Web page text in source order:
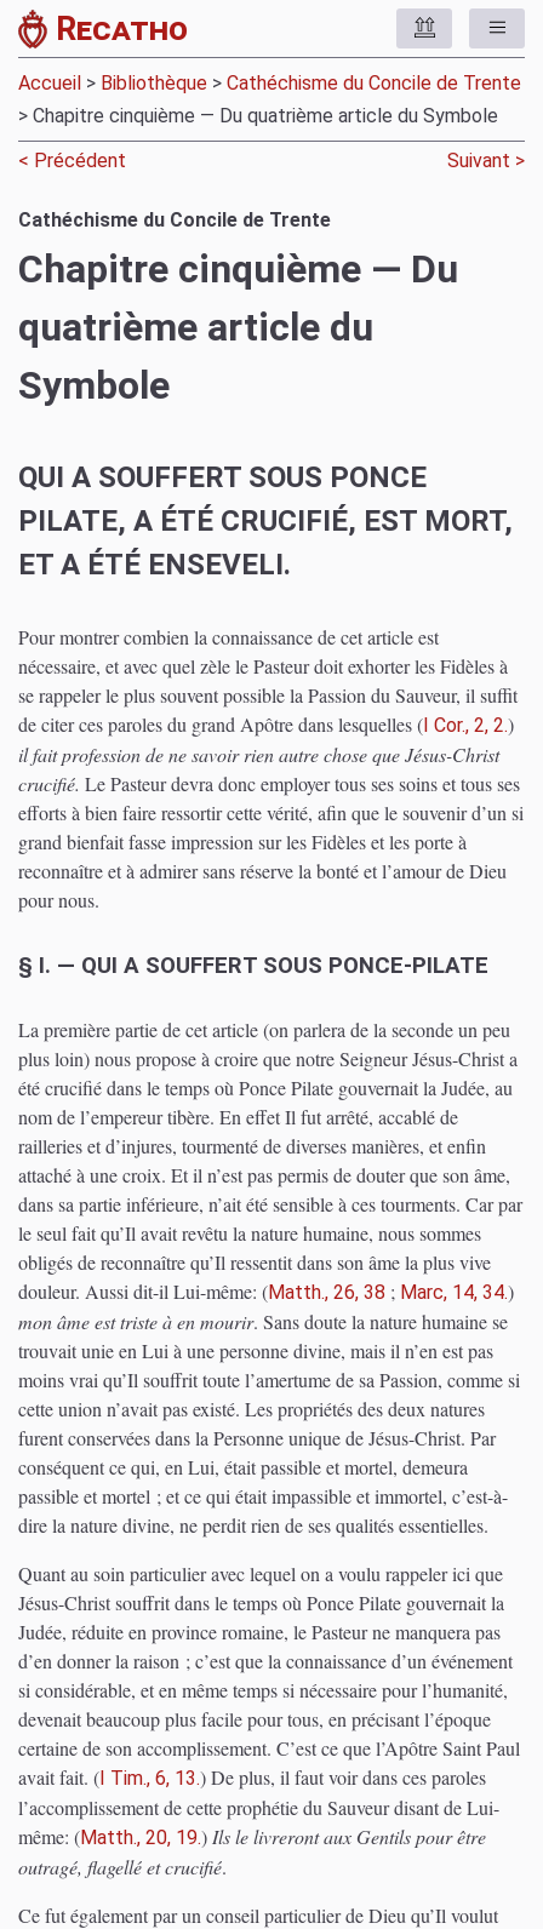
Recatho
Accueil > Bibliothèque > Cathéchisme du Concile de Trente
> Chapitre cinquième — Du quatrième article du Symbole
< Précédent
Suivant >
Cathéchisme du Concile de Trente
Chapitre cinquième — Du
quatrième article du
Symbole
QUI A SOUFFERT SOUS PONCE
PILATE, A ÉTÉ CRUCIFIÉ, EST MORT,
ET A ÉTÉ ENSEVELI.
Pour montrer combien la connaissance de cet article est
nécessaire, et avec quel zèle le Pasteur doit exhorter les Fidèles à
se rappeler le plus souvent possible la Passion du Sauveur, il suffit
de citer ces paroles du grand Apôtre dans lesquelles( I Cor., 2, 2.)
il fait profession de ne savoir rien autre chose que Jésus-Christ
crucifié. Le Pasteur devra donc employer tous ses soins et tous ses
efforts à bien faire ressortir cette vérité, afin que le souvenir d’un si
grand bienfait fasse impression sur les Fidèles et les porte à
reconnaître et à admirer sans réserve la bonté et l’amour de Dieu
pour nous.
§ I. — QUI A SOUFFERT SOUS PONCE-PILATE
La première partie de cet article (on parlera de la seconde un peu
plus loin) nous propose à croire que notre Seigneur Jésus-Christ a
été crucifié dans le temps où Ponce Pilate gouvernait la Judée, au
nom de l’empereur tibère. En effet Il fut arrêté, accablé de
railleries et d’injures, tourmenté de diverses manières, et enfin
attaché à une croix. Et il n’est pas permis de douter que son âme,
dans sa partie inférieure, n’ait été sensible à ces tourments. Car par
le seul fait qu’Il avait revêtu la nature humaine, nous sommes
obligés de reconnaître qu’Il ressentit dans son âme la plus vive
douleur. Aussi dit-il Lui-même: (Matth., 26, 38 ; Marc, 14, 34.)
mon âme est triste à en mourir. Sans doute la nature humaine se
trouvait unie en Lui à une personne divine, mais il n’en est pas
moins vrai qu’Il souffrit toute l’amertume de sa Passion, comme si
cette union n’avait pas existé. Les propriétés des deux natures
furent conservées dans la Personne unique de Jésus-Christ. Par
conséquent ce qui, en Lui, était passible et mortel, demeura
passible et mortel ; et ce qui était impassible et immortel, c’est-à-
dire la nature divine, ne perdit rien de ses qualités essentielles.
Quant au soin particulier avec lequel on a voulu rappeler ici que
Jésus-Christ souffrit dans le temps où Ponce Pilate gouvernait la
Judée, réduite en province romaine, le Pasteur ne manquera pas
d’en donner la raison ; c’est que la connaissance d’un événement
si considérable, et en même temps si nécessaire pour l’humanité,
devenait beaucoup plus facile pour tous, en précisant l’époque
certaine de son accomplissement. C’est ce que l’Apôtre Saint Paul
avait fait. (I Tim., 6, 13.)De plus, il faut voir dans ces paroles
l’accomplissement de cette prophétie du Sauveur disant de Lui-
même: (Matth., 20, 19.) Ils le livreront aux Gentils pour être
outragé, flagellé et crucifié.
Ce fut également par un conseil particulier de Dieu qu’Il voulut